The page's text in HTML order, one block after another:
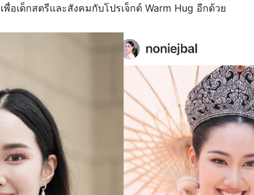
พื่อเด็กสตรีและสังคมกับโปรเจ็กต์ Warm Hug อีกด้วย